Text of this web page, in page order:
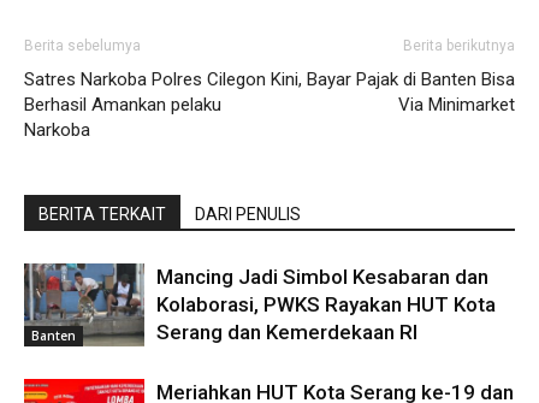
Berita sebelumya
Satres Narkoba Polres Cilegon
Berhasil Amankan pelaku
Narkoba
Berita berikutnya
Kini, Bayar Pajak di Banten Bisa
Via Minimarket
BERITA TERKAIT DARI PENULIS
Banten
Mancing Jadi Simbol Kesabaran dan
Kolaborasi, PWKS Rayakan HUT Kota
Serang dan Kemerdekaan RI
Meriahkan HUT Kota Serang ke-19 dan